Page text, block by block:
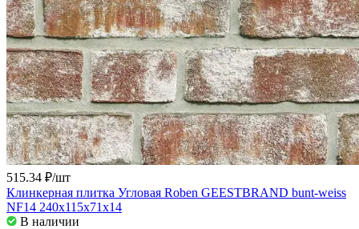
515.34 ₽/шт
Клинкерная плитка Угловая Roben GEESTBRAND bunt-weiss
NF14 240x115x71x14
В наличии